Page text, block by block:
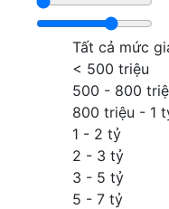
Tất cả mức
< 500 triệu
500 - 800
800 triệu - 1
1 - 2 tỷ
2 - 3 tỷ
3 - 5 tỷ
5 - 7 tỷ